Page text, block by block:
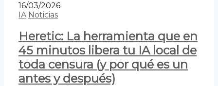
16/03/2026
IA Noticias
Heretic: La herramienta que en
45 minutos libera tu IA local de
toda censura (y por qué es un
antes y después)